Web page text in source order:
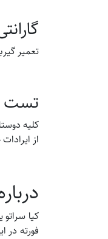
تعمیر
تست
کلیه
از